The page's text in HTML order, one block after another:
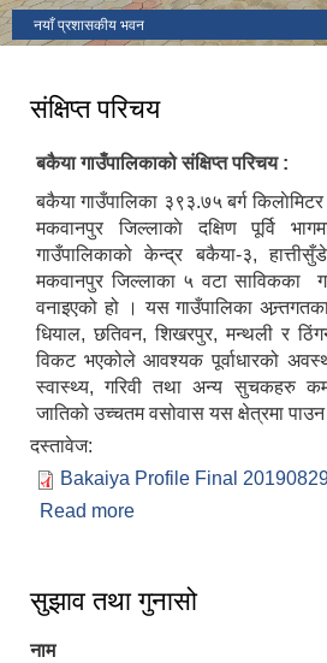
नयाँ प्रशासकीय भवन
संक्षिप्त परिचय
बकैया गाउँपालिकाको संक्षिप्त परिचय :
बकैया गाउँपालिका ३९३‍.७५ बर्ग
मकवानपुर जिल्लाकाे दक्षिण पूर्वि
गाउँपालिकाको केन्द्र बकैया-३,
मकवानपुर जिल्लाका ५ वटा साविकका
वनाइएको हो । यस गाउँपालिका
धियाल, छतिवन, शिखरपुर, मन्थली र
विकट भएकोले आवश्यक पूर्वाधारको
स्वास्थ्य, गरिवी तथा अन्य सुचकहरु
जातिको उच्चतम वसोवास यस क्षेत्रमा
दस्तावेज:
Bakaiya Profile Final
Read more
सुझाव तथा गुनासो
नाम